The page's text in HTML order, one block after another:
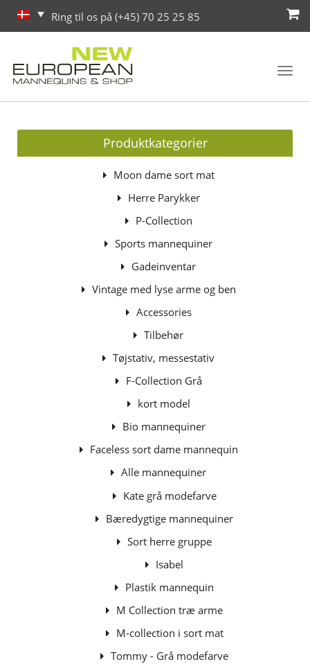
Ring til os på (+45) 70 25 25 85
Produktkategorier
Moon dame sort mat
Herre Parykker
P-Collection
Sports mannequiner
Gadeinventar
Vintage med lyse arme og ben
Accessories
Tilbehør
Tøjstativ, messestativ
F-Collection Grå
kort model
Bio mannequiner
Faceless sort dame mannequin
Alle mannequiner
Kate grå modefarve
Bæredygtige mannequiner
Sort herre gruppe
Isabel
Plastik mannequin
M Collection træ arme
M-collection i sort mat
Tommy - Grå modefarve